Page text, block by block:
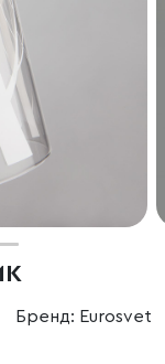
Бренд: Eurosvet